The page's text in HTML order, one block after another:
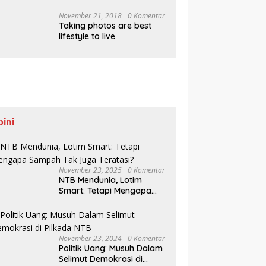
hingga Tanam 1.000
Mangrove
November 21, 2018 0 Komentar
Taking photos are best
lifestyle to live
November 23, 2025 0 Komentar
NTB Mendunia, Lotim
Smart: Tetapi Mengapa
Teratasi?
November 23, 2024 0 Komentar
Politik Uang: Musuh Dalam
Selimut Demokrasi di